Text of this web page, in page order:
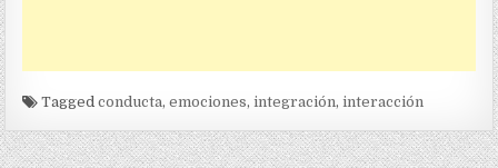
Taggedconducta,emociones,integración,interacción